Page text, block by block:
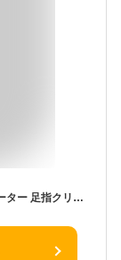
【LINE登録で300円OFFクーポン】外反母趾 サポーター 足指クリスタル 足指セパレーター 足指 足の指 広げる 足の指を広げるグッズ ないはんしょうし 内反小趾 母趾 水洗い 靴下OK 2個入 オリジナル説明書付【30日間全額返金保証】【フットサロン監修】